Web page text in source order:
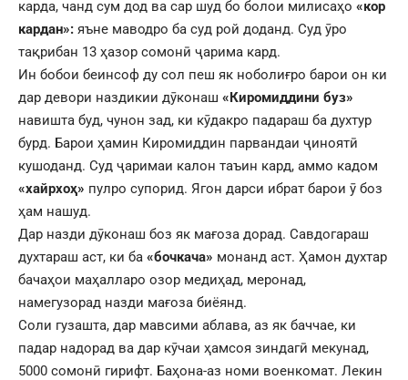
карда, чанд сум дод ва сар шуд бо болои милисаҳо «кор
кардан»: яъне маводро ба суд рой доданд. Суд ӯро
тақрибан 13 ҳазор сомонӣ ҷарима кард.
Ин бобои беинсоф ду сол пеш як ноболиғро барои он ки
дар девори наздикии дӯконаш «Киромиддини буз»
навишта буд, чунон зад, ки кӯдакро падараш ба духтур
бурд. Барои ҳамин Киромиддин парвандаи ҷиноятӣ
кушоданд. Суд ҷаримаи калон таъин кард, аммо кадом
«хайрхоҳ» пулро супорид. Ягон дарси ибрат барои ӯ боз
ҳам нашуд.
Дар назди дӯконаш боз як мағоза дорад. Савдогараш
духтараш аст, ки ба «бочкача» монанд аст. Ҳамон духтар
бачаҳои маҳалларо озор медиҳад, меронад,
намегузорад назди мағоза биёянд.
Соли гузашта, дар мавсими аблава, аз як баччае, ки
падар надорад ва дар кӯчаи ҳамсоя зиндагӣ мекунад,
5000 сомонӣ гирифт. Баҳона-аз номи военкомат. Лекин